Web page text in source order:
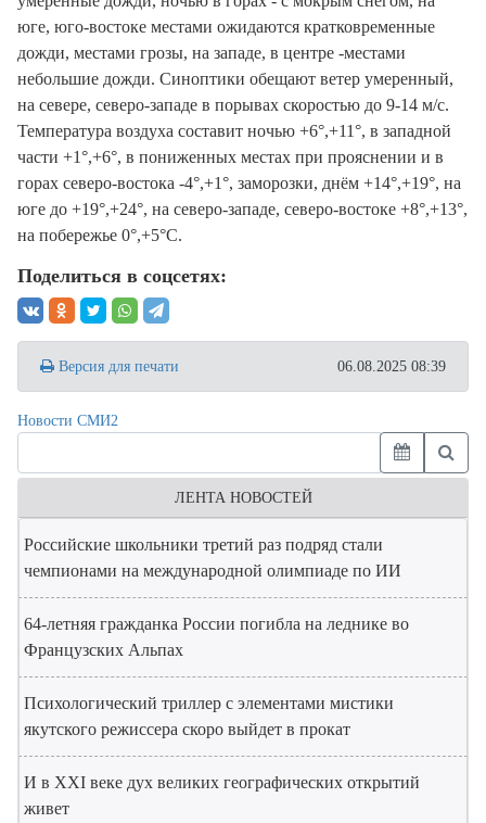
юге, юго-востоке местами ожидаются кратковременные
дожди, местами грозы, на западе, в центре -местами
небольшие дожди. Синоптики обещают ветер умеренный,
на севере, северо-западе в порывах скоростью до 9-14 м/с.
Температура воздуха составит ночью +6°,+11°, в западной
части +1°,+6°, в пониженных местах при прояснении и в
горах северо-востока -4°,+1°, заморозки, днём +14°,+19°, на
юге до +19°,+24°, на северо-западе, северо-востоке +8°,+13°,
на побережье 0°,+5°С.
Поделиться в соцсетях:
Версия для печати 06.08.2025 08:39
Новости СМИ2
ЛЕНТА НОВОСТЕЙ
Российские школьники третий раз подряд стали
чемпионами на международной олимпиаде по ИИ
64-летняя гражданка России погибла на леднике во
Французских Альпах
Психологический триллер с элементами мистики
якутского режиссера скоро выйдет в прокат
И в XXI веке дух великих географических открытий
живет